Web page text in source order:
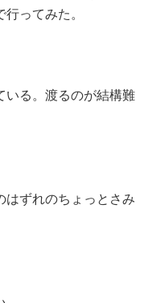
ってみた。
いる。渡るのが結構難
はずれのちょっとさみ